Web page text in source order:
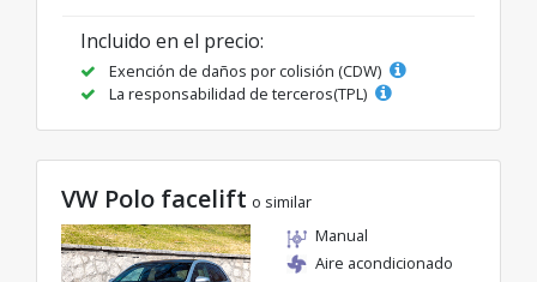
Incluido en el precio:
Exención de daños por colisión (CDW)
La responsabilidad de terceros(TPL)
VW Polo facelift o similar
Manual
Aire acondicionado